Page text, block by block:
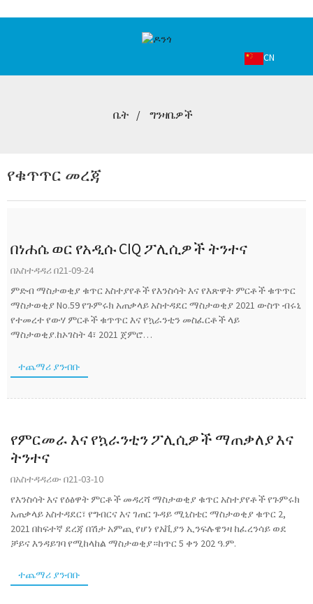
CN
ቤት ግንዛቤዎች
የቁጥጥር መረጃ
በነሐሴ ወር የአዲሱ CIQ ፖሊሲዎች ትንተና
በአስተዳዳሪ በ21-09-24
ምድብ ማስታወቂያ ቁጥር አስተያየቶች የእንስሳት እና የእጽዋት ምርቶች ቁጥጥር
ማስታወቂያ No.59 የጉምሩክ አጠቃላይ አስተዳደር ማስታወቂያ 2021 ውስጥ ብሩኒ
የተመረተ የውሃ ምርቶች ቁጥጥር እና የኳራንቲን መስፈርቶች ላይ
ማስታወቂያ.ከኦገስት 4፣ 2021 ጀምሮ…
ተጨማሪ ያንብቡ
የምርመራ እና የኳራንቲን ፖሊሲዎች ማጠቃለያ እና
ትንተና
በአስተዳዳሪው በ21-03-10
የእንስሳት እና የዕፅዋት ምርቶች መዳረሻ ማስታወቂያ ቁጥር አስተያየቶች የጉምሩክ
አጠቃላይ አስተዳደር፣ የግብርና እና ገጠር ጉዳይ ሚኒስቴር ማስታወቂያ ቁጥር 2,
2021 በከፍተኛ ደረጃ በሽታ አምጪ የሆነ የአቪያን ኢንፍሉዌንዛ ከፈረንሳይ ወደ
ቻይና እንዳይገባ የሚከላከል ማስታወቂያ።ከጥር 5 ቀን 202 ዓ.ም.
ተጨማሪ ያንብቡ